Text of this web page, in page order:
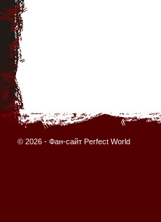
© 2026 - Фан-сайт Perfect World